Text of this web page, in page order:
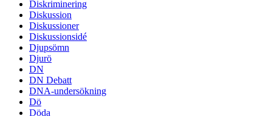
Diskriminering
Diskussion
Diskussioner
Diskussionsidé
Djupsömn
Djurö
DN
DN Debatt
DNA-undersökning
Dö
Döda